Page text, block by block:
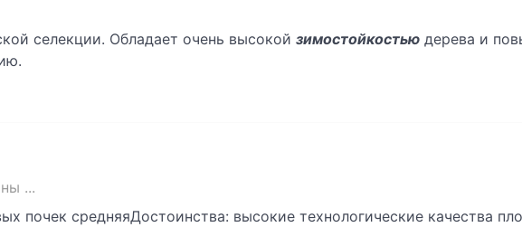
селекции. Обладает очень высокой зимостойкостью дерева и
...
почек средняяДостоинства: высокие технологические качества